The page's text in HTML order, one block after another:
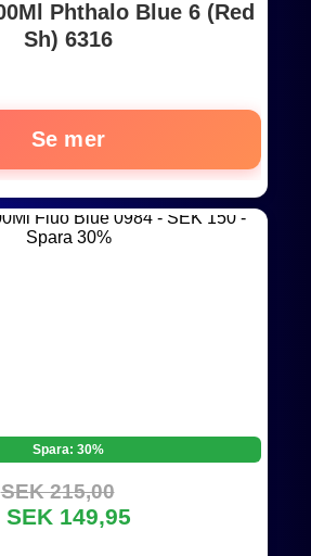
Phthalo Blue 6 (Red
Sh) 6316
Se mer
Spara: 30%
SEK 215,00
SEK 149,95